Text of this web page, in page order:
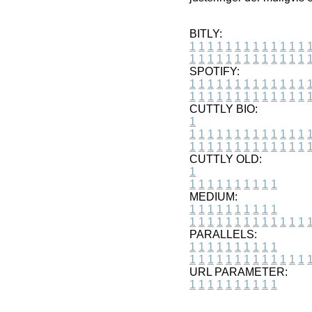
BITLY:
1 1 1 1 1 1 1 1 1 1 1 1 1 1
1 1 1 1 1 1 1 1 1 1 1 1 1 1
SPOTIFY:
1 1 1 1 1 1 1 1 1 1 1 1 1 1
1 1 1 1 1 1 1 1 1 1 1 1 1 1
CUTTLY BIO:
1
1 1 1 1 1 1 1 1 1 1 1 1 1 1
1 1 1 1 1 1 1 1 1 1 1 1 1 1
CUTTLY OLD:
1
1 1 1 1 1 1 1 1 1 1
MEDIUM:
1 1 1 1 1 1 1 1 1 1
1 1 1 1 1 1 1 1 1 1 1 1 1 1
PARALLELS:
1 1 1 1 1 1 1 1 1 1
1 1 1 1 1 1 1 1 1 1 1 1 1 1
URL PARAMETER:
1 1 1 1 1 1 1 1 1 1